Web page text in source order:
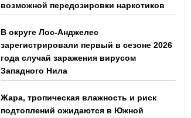
возможной передозировки наркотиков
В округе Лос-Анджелес
зарегистрировали первый в сезоне 2026
года случай заражения вирусом
Западного Нила
Жара, тропическая влажность и риск
подтоплений ожидаются в Южной